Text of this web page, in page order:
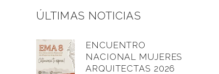
ÚLTIMAS NOTICIAS
ENCUENTRO
NACIONAL MUJERES
ARQUITECTAS 2026